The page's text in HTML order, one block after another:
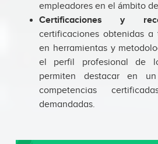
empleadores en el ámbito
Certificaciones y
certificaciones obtenidas a
en herramientas y
el perfil profesional de
permiten destacar en
competencias
demandadas.